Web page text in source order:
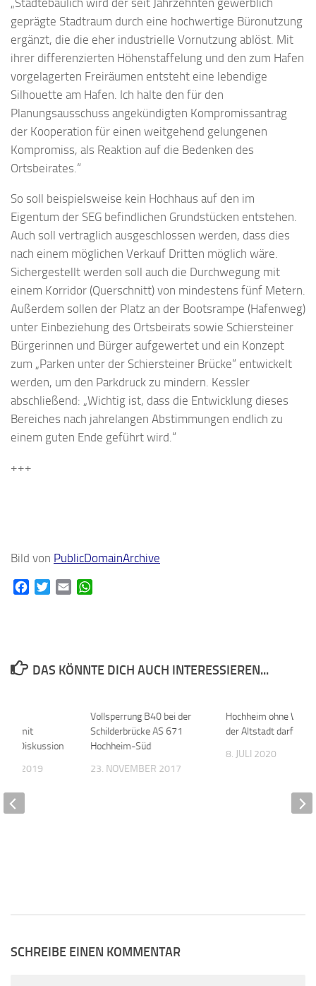
„Städtebaulich wird der seit Jahrzehnten gewerblich
geprägte Stadtraum durch eine hochwertige Büronutzung
ergänzt, die die eher industrielle Vornutzung ablöst. Mit
ihrer differenzierten Höhenstaffelung und den zum Hafen
vorgelagerten Freiräumen entsteht eine lebendige
Silhouette am Hafen. Ich halte den für den
Planungsausschuss angekündigten Kompromissantrag
der Kooperation für einen weitgehend gelungenen
Kompromiss, als Reaktion auf die Bedenken des
Ortsbeirates.“
So soll beispielsweise kein Hochhaus auf den im
Eigentum der SEG befindlichen Grundstücken entstehen.
Auch soll vertraglich ausgeschlossen werden, dass dies
nach einem möglichen Verkauf Dritten möglich wäre.
Sichergestellt werden soll auch die Durchwegung mit
einem Korridor (Querschnitt) von mindestens fünf Metern.
Außerdem sollen der Platz an der Bootsrampe (Hafenweg)
unter Einbeziehung des Ortsbeirats sowie Schiersteiner
Bürgerinnen und Bürger aufgewertet und ein Konzept
zum „Parken unter der Schiersteiner Brücke“ entwickelt
werden, um den Parkdruck zu mindern. Kessler
abschließend: „Wichtig ist, dass die Entwicklung dieses
Bereiches nach jahrelangen Abstimmungen endlich zu
einem guten Ende geführt wird.“
+++
Bild von PublicDomainArchive
FacebookTwitterEmail
DAS KÖNNTE DICH AUCH INTERESSIEREN...
Vollsperrung B40 bei der
Schilderbrücke AS 671
Hochheim-Süd
23. NOVEMBER 2017
Hochheim ohne
der Altstadt darf
8. JULI 2020
mit
Diskussion
2019
SCHREIBE EINEN KOMMENTAR